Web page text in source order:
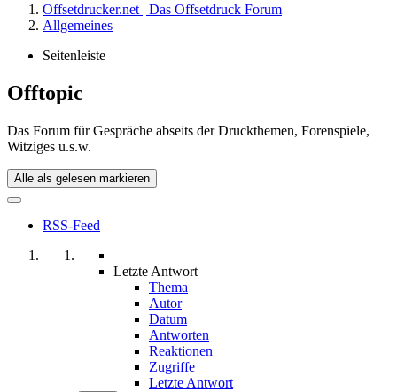
Offsetdrucker.net | Das Offsetdruck Forum
Allgemeines
Seitenleiste
Offtopic
Das Forum für Gespräche abseits der Druckthemen, Forenspiele,
Witziges u.s.w.
Alle als gelesen markieren
RSS-Feed
Letzte Antwort
Thema
Autor
Datum
Antworten
Reaktionen
Zugriffe
Letzte Antwort